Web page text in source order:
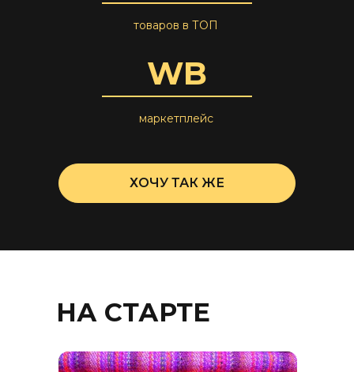
ХОЧУ ТАК ЖЕ
товаров в ТОП
маркетплейс
WB
НА СТАРТЕ